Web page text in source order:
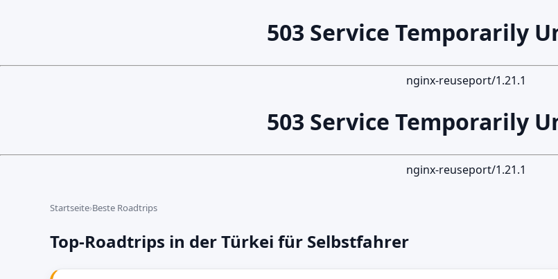
503 Service Temporarily
nginx-reuseport/1.21.1
503 Service Temporarily
nginx-reuseport/1.21.1
Startseite›Beste Roadtrips
Top-Roadtrips in der Türkei für Selbstfahrer